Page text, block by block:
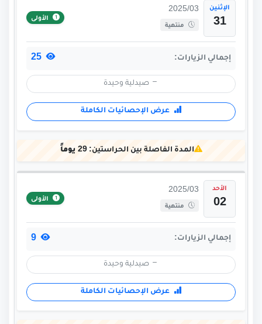
الإثنين
31
2025/03
منتهية
الأولى
إجمالي الزيارات:
صيدلية وحيدة
عرض الإحصائيات الكاملة
المدة الفاصلة بين الحراستين:29 يوماً
الأحد
02
2025/03
منتهية
الأولى
إجمالي الزيارات:
صيدلية وحيدة
عرض الإحصائيات الكاملة